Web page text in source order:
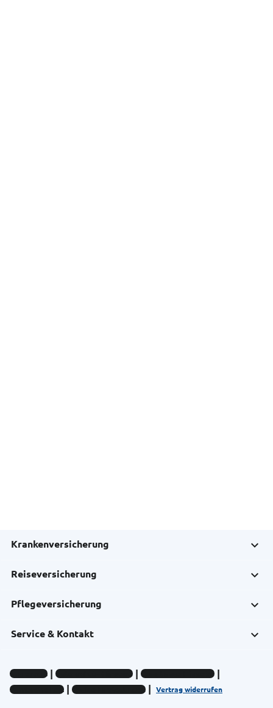
Krankenversicherung
Reiseversicherung
Pflegeversicherung
Service & Kontakt
Impressum Datenschutz-Hinweise
Compliance-Hinweise
Barrierefreiheit
Cookie-Einstellungen Vertrag widerrufen